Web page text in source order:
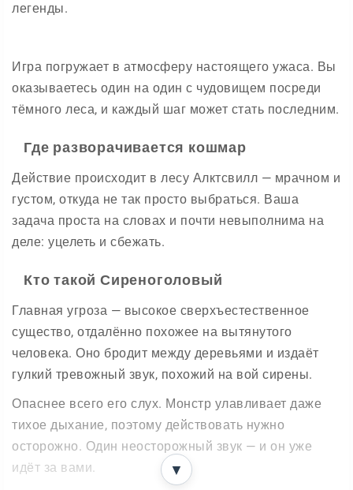
легенды.
Игра погружает в атмосферу настоящего ужаса. Вы
оказываетесь один на один с чудовищем посреди
тёмного леса, и каждый шаг может стать последним.
Где разворачивается кошмар
Действие происходит в лесу Алктсвилл — мрачном и
густом, откуда не так просто выбраться. Ваша
задача проста на словах и почти невыполнима на
деле: уцелеть и сбежать.
Кто такой Сиреноголовый
Главная угроза — высокое сверхъестественное
существо, отдалённо похожее на вытянутого
человека. Оно бродит между деревьями и издаёт
гулкий тревожный звук, похожий на вой сирены.
Опаснее всего его слух. Монстр улавливает даже
тихое дыхание, поэтому действовать нужно
осторожно. Один неосторожный звук — и он уже
идёт за вами.
▼